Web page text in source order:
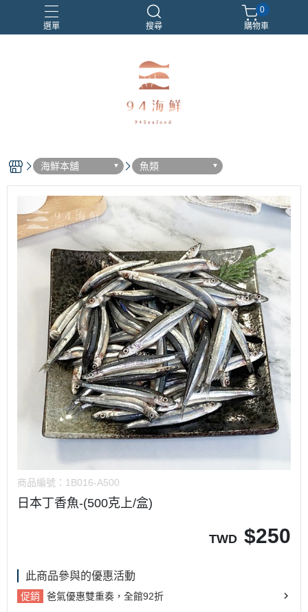
選單 搜尋
0
購物車
海鮮本舖 魚類
商品編號： 1B016-A500
日本丁香魚-(500克上/盒)
TWD $250
此商品參與的優惠活動
促銷 爸氣優惠雙重奏，全館92折